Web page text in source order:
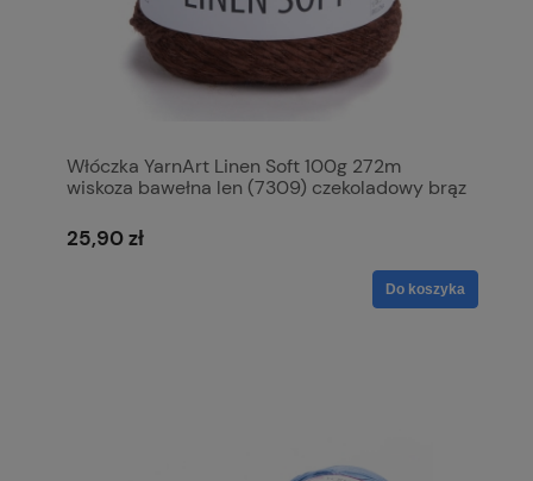
Włóczka YarnArt Linen Soft 100g 272m
wiskoza bawełna len (7309) czekoladowy brąz
25,90 zł
Do koszyka